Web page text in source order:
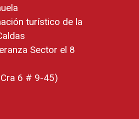
turístico de la
Sector el 8
6 # 9-45)